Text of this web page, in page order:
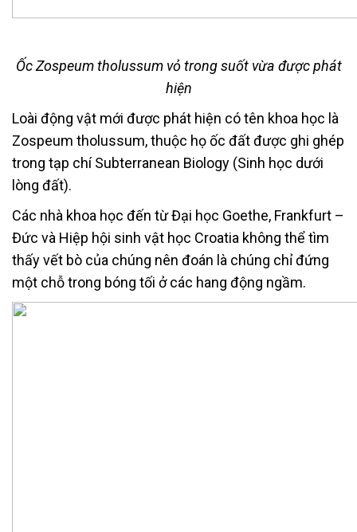
Ốc Zospeum tholussum vỏ trong suốt vừa được phát
hiện
Loài động vật mới được phát hiện có tên khoa học là
Zospeum tholussum, thuộc họ ốc đất được ghi ghép
trong tạp chí Subterranean Biology (Sinh học dưới
lòng đất).
Các nhà khoa học đến từ Đại học Goethe, Frankfurt –
Đức và Hiệp hội sinh vật học Croatia không thể tìm
thấy vết bò của chúng nên đoán là chúng chỉ đứng
một chỗ trong bóng tối ở các hang động ngầm.